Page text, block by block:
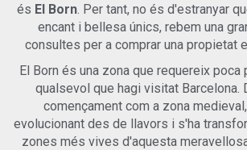
cèntrica per gaudir de tot el que Barcelona
perdis l'oportunitat de viure en aquest
apartament. Contacta'ns ara per a més
Barcelona!
dissenyats amb acabats moderns i
estil amb funcionalitat.Al cor de la llar, la
oberta és contemporània, completament
per cuinar, rebre convidats o gaudir de
element destacat és el sostre volta català
aporta calidesa, caràcter i un toc del
Barcelona.Situat a la tercera planta,
amb aire condicionat (fred/calor), sistema
fàcil a través de dos ascensors. Els
serveis premium de l'edifici, com a
és El Born. Per tant, no és d'estranyar
encant i bellesa únics, rebem una
consultes per a comprar una propietat
El Born és una zona que requereix poca
qualsevol que hagi visitat Barcelona.
començament com a zona
evolucionant des de llavors i s'ha
zones més vives d'aquesta